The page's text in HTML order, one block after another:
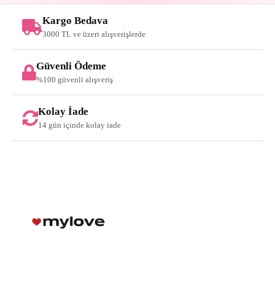
Kargo Bedava
3000 TL ve üzeri alışverişlerde
Güvenli Ödeme
%100 güvenli alışveriş
Kolay İade
14 gün içinde kolay iade